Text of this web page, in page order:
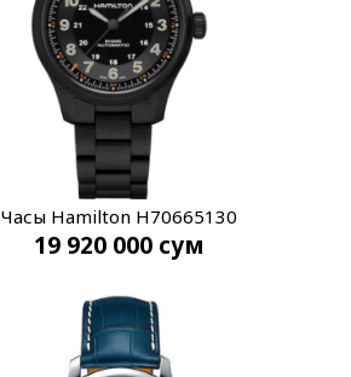
Часы Hamilton H70665130
19 920 000 сум